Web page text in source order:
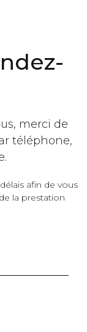
merci de
téléphone,
afin de vous
la prestation